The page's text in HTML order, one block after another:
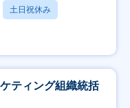
土日祝休み
ティング組織統括